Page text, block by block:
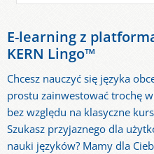
E-learning z
KERN Lingo™
Chcesz nauczyć się języka
prostu zainwestować trochę
bez względu na klasyczne
Szukasz przyjaznego dla
nauki języków? Mamy dla